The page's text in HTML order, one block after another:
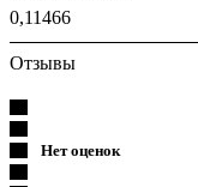
0,11466
Отзывы
Нет оценок